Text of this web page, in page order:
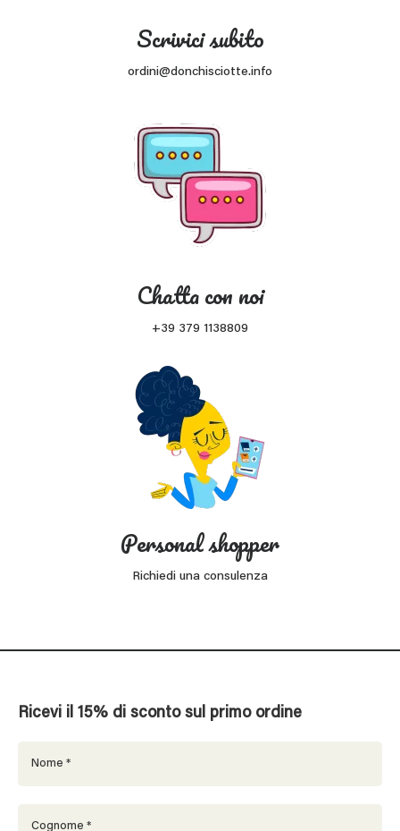
Scrivici subito
ordini@donchisciotte.info
Chatta con noi
+39 379 1138809
Personal shopper
Richiedi una consulenza
Ricevi il 15% di sconto sul primo ordine